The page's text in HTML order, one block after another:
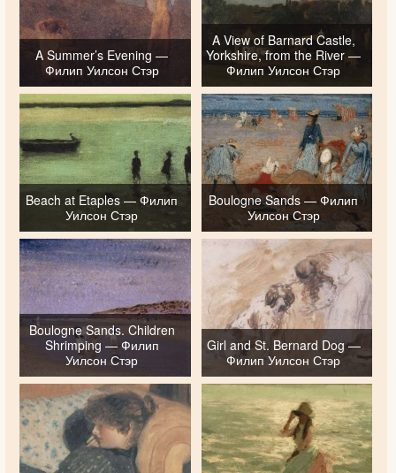
A Summer’s Evening —
Филип Уилсон Стэр
A View of Barnard Castle,
Yorkshire, from the River —
Филип Уилсон Стэр
Beach at Etaples — Филип
Уилсон Стэр
Boulogne Sands — Филип
Уилсон Стэр
Boulogne Sands. Children
Shrimping — Филип
Уилсон Стэр
Girl and St. Bernard Dog —
Филип Уилсон Стэр